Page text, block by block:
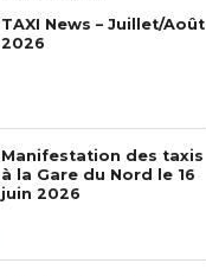
TAXI News – Juillet/Août
2026
Manifestation des taxis
à la Gare du Nord le 16
juin 2026